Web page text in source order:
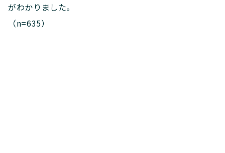
がわかりました。
（n=635）